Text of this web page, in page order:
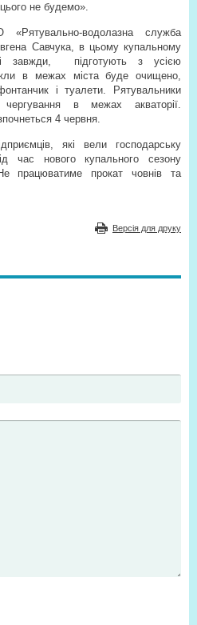
не будемо».
водолазна служба
Савчука, в цьому купальному
завжди,
підготують з усією
в межах міста буде очищено,
і туалети. Рятувальники
в межах акваторії.
4 червня.
які вели господарську
час нового купального сезону
працюватиме прокат човнів та
Версія для друку